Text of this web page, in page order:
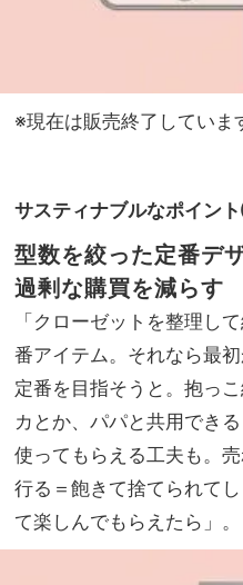
※現在は販売終了していま
サスティナブルなポイン
型数を絞った定番デ
過剰な購買を減らす
「クローゼットを整理し
番アイテム。それなら最
定番を目指そうと。抱っ
カとか、パパと共用でき
使ってもらえる工夫も。
行る＝飽きて捨てられて
て楽しんでもらえたら」。